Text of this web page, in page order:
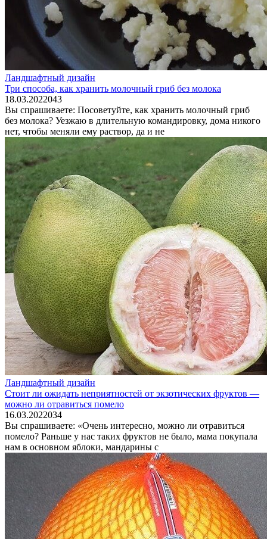
Ландшафтный дизайн
Три способа, как хранить молочный гриб без молока
18.03.2022043
Вы спрашиваете: Посоветуйте, как хранить молочный гриб
без молока? Уезжаю в длительную командировку, дома никого
нет, чтобы меняли ему раствор, да и не
Ландшафтный дизайн
Стоит ли ожидать неприятностей от экзотических фруктов —
можно ли отравиться помело
16.03.2022034
Вы спрашиваете: «Очень интересно, можно ли отравиться
помело? Раньше у нас таких фруктов не было, мама покупала
нам в основном яблоки, мандарины с